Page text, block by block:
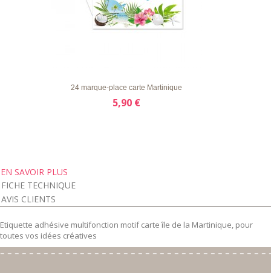
24 marque-place carte Martinique
5,90 €
EN SAVOIR PLUS
FICHE TECHNIQUE
AVIS CLIENTS
Etiquette adhésive multifonction motif carte île de la Martinique, pour
toutes vos idées créatives